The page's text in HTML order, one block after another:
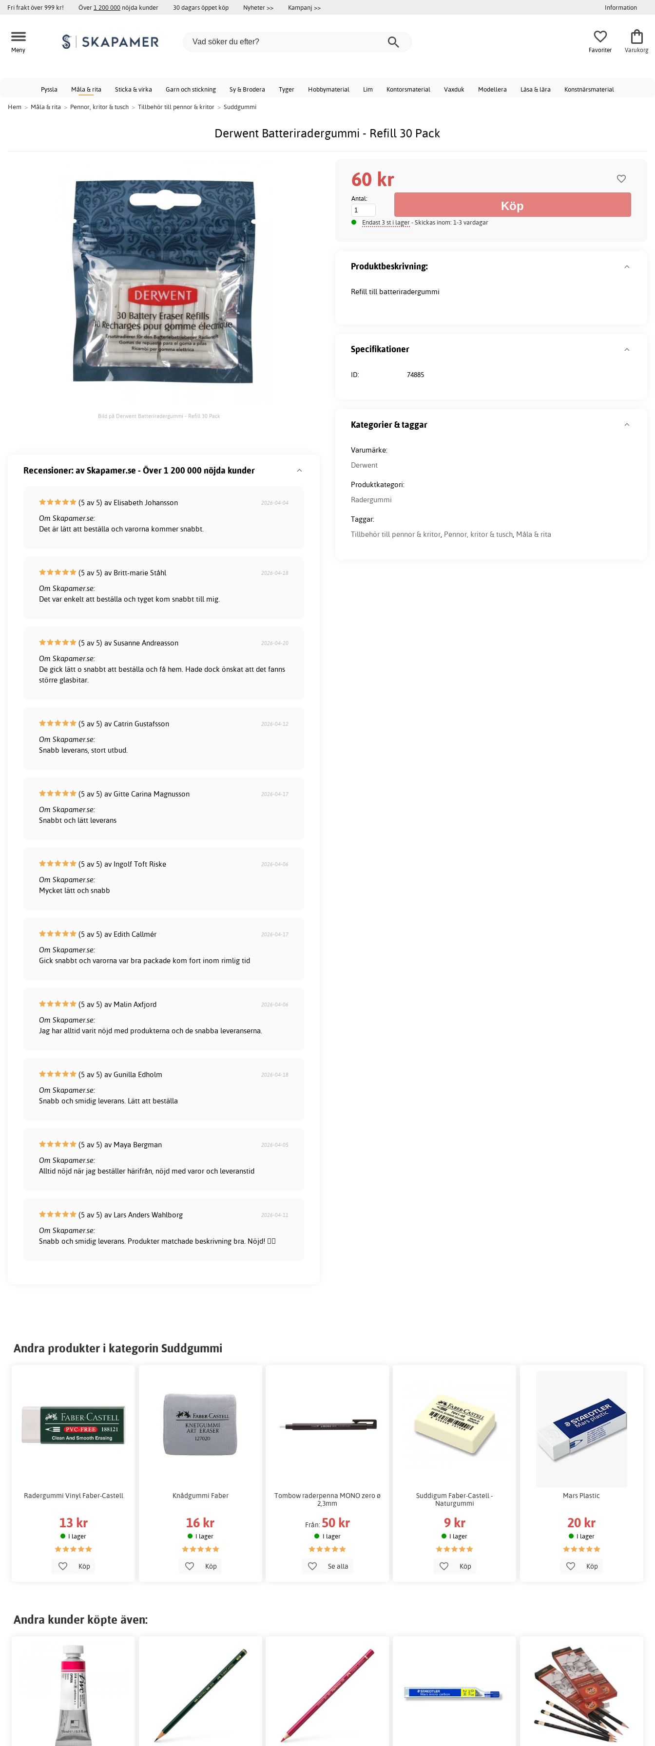
Fri frakt över 999 kr! Över1 200 000 nöjda kunder 30 dagars öppet köp Nyheter >> Kampanj >> Information
Meny Favoriter Varukorg
Pyssla Måla & rita Sticka & virka Garn och stickning Sy & Brodera Tyger Hobbymaterial Lim Kontorsmaterial Vaxduk Modellera Läsa & lära Konstnärsmaterial
Hem > Måla & rita > Pennor, kritor & tusch > Tillbehör till pennor & kritor > Suddgummi
Derwent Batteriradergummi - Refill 30 Pack
Bild på Derwent Batteriradergummi - Refill 30 Pack
60 kr
Antal:
Endast 3 st i lager- Skickas inom: 1-3 vardagar
Produktbeskrivning:
Refill till batteriradergummi
Specifikationer
ID: 74885
Kategorier & taggar
Varumärke:
Derwent
Produktkategori:
Radergummi
Taggar:
Tillbehör till pennor & kritor, Pennor, kritor & tusch, Måla & rita
Recensioner: av Skapamer.se - Över 1 200 000 nöjda kunder
(5 av 5) av Elisabeth Johansson 2026-04-04
Om Skapamer.se:
Det är lätt att beställa och varorna kommer snabbt.
(5 av 5) av Britt-marie Ståhl 2026-04-18
Om Skapamer.se:
Det var enkelt att beställa och tyget kom snabbt till mig.
(5 av 5) av Susanne Andreasson 2026-04-20
Om Skapamer.se:
De gick lätt o snabbt att beställa och få hem. Hade dock önskat att det fanns
större glasbitar.
(5 av 5) av Catrin Gustafsson 2026-04-12
Om Skapamer.se:
Snabb leverans, stort utbud.
(5 av 5) av Gitte Carina Magnusson 2026-04-17
Om Skapamer.se:
Snabbt och lätt leverans
(5 av 5) av Ingolf Toft Riske 2026-04-06
Om Skapamer.se:
Mycket lätt och snabb
(5 av 5) av Edith Callmér 2026-04-17
Om Skapamer.se:
Gick snabbt och varorna var bra packade kom fort inom rimlig tid
(5 av 5) av Malin Axfjord 2026-04-06
Om Skapamer.se:
Jag har alltid varit nöjd med produkterna och de snabba leveranserna.
(5 av 5) av Gunilla Edholm 2026-04-18
Om Skapamer.se:
Snabb och smidig leverans. Lätt att beställa
(5 av 5) av Maya Bergman 2026-04-05
Om Skapamer.se:
Alltid nöjd när jag beställer härifrån, nöjd med varor och leveranstid
(5 av 5) av Lars Anders Wahlborg 2026-04-11
Om Skapamer.se:
Snabb och smidig leverans. Produkter matchade beskrivning bra. Nöjd! 👍🏻
Andra produkter i kategorin Suddgummi
Radergummi Vinyl Faber-Castell
13 kr
I lager
Köp
Knådgummi Faber
16 kr
I lager
Köp
Tombow raderpenna MONO zero ø
2,3mm
Från: 50 kr
I lager
Se alla
Suddigum Faber-Castell -
Naturgummi
9 kr
I lager
Köp
Mars Plastic
20 kr
I lager
Köp
Andra kunder köpte även: